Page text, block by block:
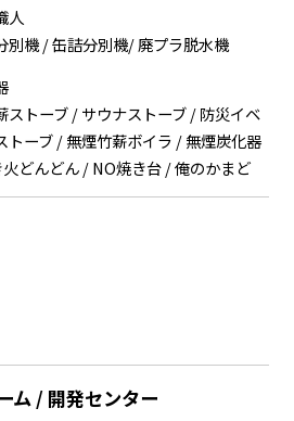
人
別機 / 缶詰分別機/ 廃プラ脱水機
ストーブ / サウナストーブ / 防災イベ
トーブ / 無煙竹薪ボイラ / 無煙炭化器
どんどん / NO焼き台 / 俺のかまど
ム / 開発センター